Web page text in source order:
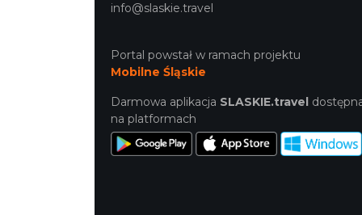
info@slaskie.travel
Portal powstał w ramach projektu
Mobilne Śląskie
Darmowa aplikacja SLASKIE.travel
na platformach